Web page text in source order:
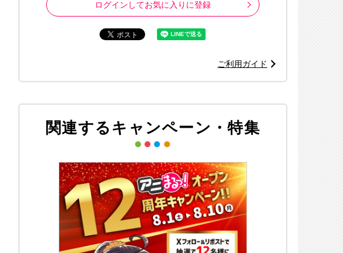
©古舘春一／集英社・「ハイキュー!!セカンドシーズン」製作委員会・
ログインしてお気に入りに登録
ご利用ガイド
関連するキャンペーン・特集